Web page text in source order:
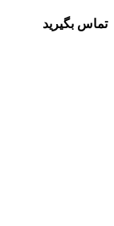
تماس بگیرید